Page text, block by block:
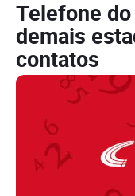
Telefone
demais
contatos